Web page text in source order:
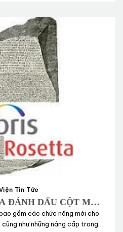
Tin Tức
ĐÁNH DẤU CỘT MỐC
HÀNH PHIÊN BẢN 4.0
gồm các chức năng mới cho
như những nâng cấp trong